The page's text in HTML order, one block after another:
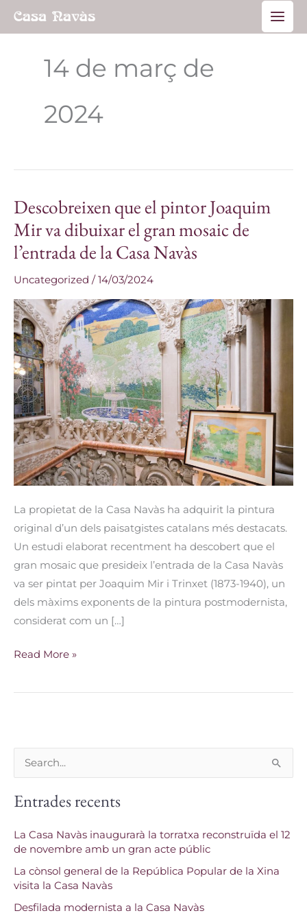
Main
14 de març de
2024
Descobreixen que el pintor Joaquim
Mir va dibuixar el gran mosaic de
l’entrada de la Casa Navàs
Uncategorized /14/03/2024
La propietat de la Casa Navàs ha adquirit la pintura
original d’un dels paisatgistes catalans més destacats.
Un estudi elaborat recentment ha descobert que el
gran mosaic que presideix l’entrada de la Casa Navàs
va ser pintat per Joaquim Mir i Trinxet (1873-1940), un
dels màxims exponents de la pintura postmodernista,
considerat com un […]
Descobreixen
que
el
pintor
Joaquim
Mir
va
dibuixar
el
gran
mosaic
de
l’entrada
de
la
Casa
Read More »
r
a
:
Entrades recents
La Casa Navàs inaugurarà la torratxa reconstruïda el 12
de novembre amb un gran acte públic
La cònsol general de la República Popular de la Xina
visita la Casa Navàs
Desfilada modernista a la Casa Navàs